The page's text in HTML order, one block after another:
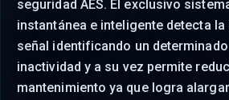
seguridad AES. El exclusivo
instantánea e inteligente detecta la
señal identificando un
inactividad y a su vez permite
mantenimiento ya que logra alargar